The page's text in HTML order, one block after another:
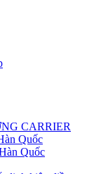
CARRIER
Quốc
Quốc